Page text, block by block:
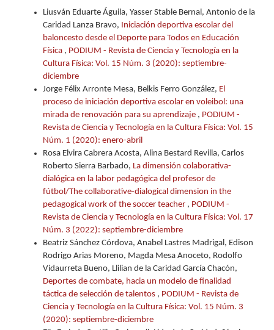
Liusván Eduarte Águila, Yasser Stable Bernal, Antonio de la
Caridad Lanza Bravo, Iniciación deportiva escolar del
baloncesto desde el Deporte para Todos en Educación
Física , PODIUM - Revista de Ciencia y Tecnología en la
Cultura Física: Vol. 15 Núm. 3 (2020): septiembre-
diciembre
Jorge Félix Arronte Mesa, Belkis Ferro González, El
proceso de iniciación deportiva escolar en voleibol: una
mirada de renovación para su aprendizaje , PODIUM -
Revista de Ciencia y Tecnología en la Cultura Física: Vol. 15
Núm. 1 (2020): enero-abril
Rosa Elvira Cabrera Acosta, Alina Bestard Revilla, Carlos
Roberto Sierra Barbado, La dimensión colaborativa-
dialógica en la labor pedagógica del profesor de
fútbol/The collaborative-dialogical dimension in the
pedagogical work of the soccer teacher , PODIUM -
Revista de Ciencia y Tecnología en la Cultura Física: Vol. 17
Núm. 3 (2022): septiembre-diciembre
Beatriz Sánchez Córdova, Anabel Lastres Madrigal, Edison
Rodrigo Arias Moreno, Magda Mesa Anoceto, Rodolfo
Vidaurreta Bueno, Llilian de la Caridad García Chacón,
Deportes de combate, hacia un modelo de finalidad
táctica de selección de talentos , PODIUM - Revista de
Ciencia y Tecnología en la Cultura Física: Vol. 15 Núm. 3
(2020): septiembre-diciembre